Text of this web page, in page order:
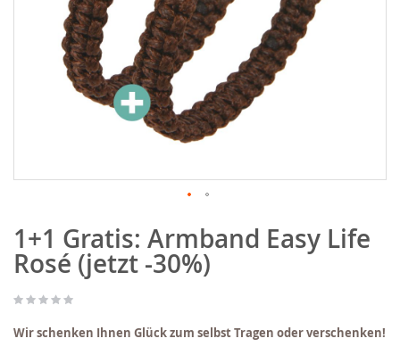
Anfang
der
Bildgalerie
1+1 Gratis: Armband Easy Life
Rosé (jetzt -30%)
Wir schenken Ihnen Glück zum selbst Tragen oder verschenken!